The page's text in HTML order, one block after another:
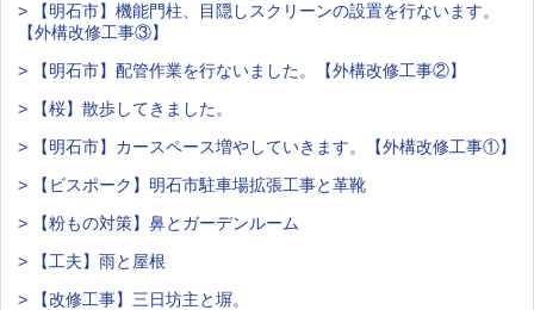
> 【明石市】機能門柱、目隠しスクリーンの設置を行ないます。
【外構改修工事③】
> 【明石市】配管作業を行ないました。【外構改修工事②】
> 【桜】散歩してきました。
> 【明石市】カースペース増やしていきます。【外構改修工事①】
> 【ビスポーク】明石市駐車場拡張工事と革靴
> 【粉もの対策】鼻とガーデンルーム
> 【工夫】雨と屋根
> 【改修工事】三日坊主と塀。